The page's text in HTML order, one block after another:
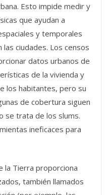
Esto impide medir y
que ayudan a
y temporales
ciudades. Los censos
datos urbanos de
de la vivienda y
los habitantes, pero su
de cobertura siguen
se trata de los slums.
ineficaces para
la Tierra proporciona
también llamados